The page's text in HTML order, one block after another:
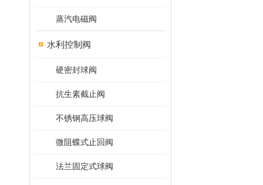
蒸汽电磁阀
水利控制阀
硬密封球阀
抗生素截止阀
不锈钢高压球阀
微阻蝶式止回阀
法兰固定式球阀